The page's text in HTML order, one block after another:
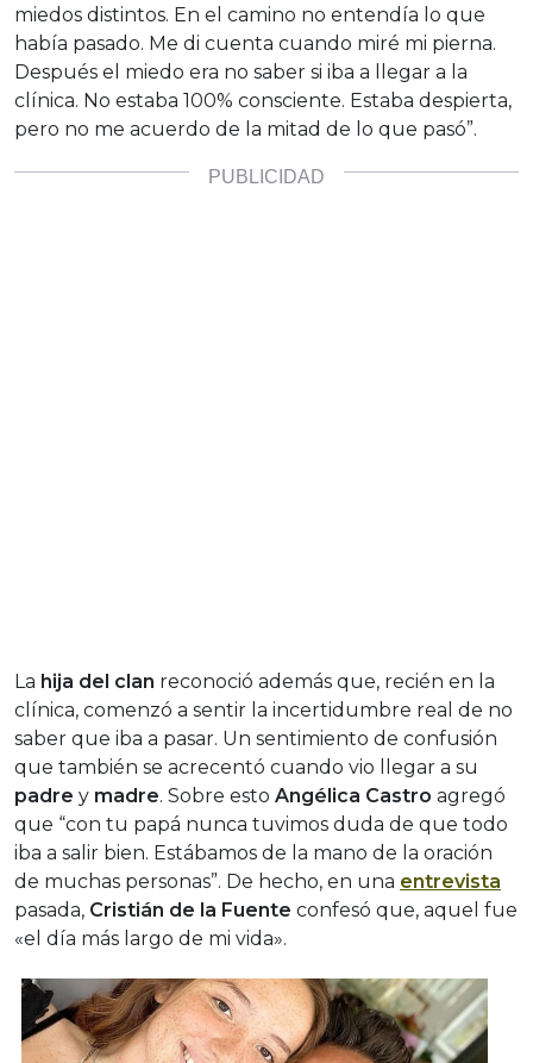
miedos distintos. En el camino no entendía lo que
había pasado. Me di cuenta cuando miré mi pierna.
Después el miedo era no saber si iba a llegar a la
clínica. No estaba 100% consciente. Estaba despierta,
pero no me acuerdo de la mitad de lo que pasó”.
La hija del clan reconoció además que, recién en la
clínica, comenzó a sentir la incertidumbre real de no
saber que iba a pasar. Un sentimiento de confusión
que también se acrecentó cuando vio llegar a su
padre y madre. Sobre esto Angélica Castro agregó
que “con tu papá nunca tuvimos duda de que todo
iba a salir bien. Estábamos de la mano de la oración
de muchas personas”. De hecho, en una entrevista
pasada, Cristián de la Fuente confesó que, aquel fue
«el día más largo de mi vida».